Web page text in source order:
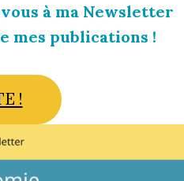
à ma Newsletter
mes publications !
!